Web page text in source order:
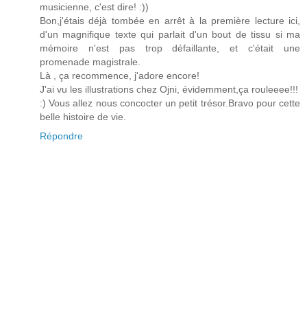
musicienne, c'est dire! :))
Bon,j'étais déjà tombée en arrêt à la première lecture ici,
d'un magnifique texte qui parlait d'un bout de tissu si ma
mémoire n'est pas trop défaillante, et c'était une
promenade magistrale.
Là , ça recommence, j'adore encore!
J'ai vu les illustrations chez Ojni, évidemment,ça rouleeee!!!
:) Vous allez nous concocter un petit trésor.Bravo pour cette
belle histoire de vie.
Répondre